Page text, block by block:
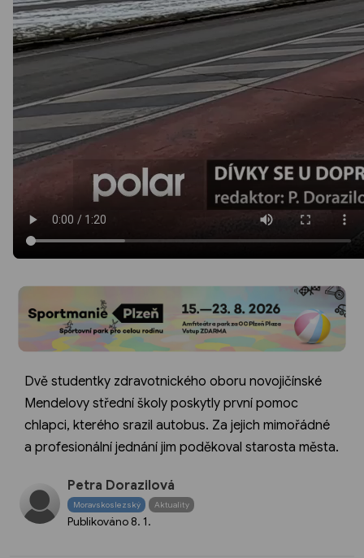
Dvě studentky zdravotnického oboru novojičínské
Mendelovy střední školy poskytly první pomoc
chlapci, kterého srazil autobus. Za jejich mimořádné
a profesionální jednání jim poděkoval starosta města.
Petra Dorazilová
Moravskoslezský Aktuality
Publikováno 8. 1.